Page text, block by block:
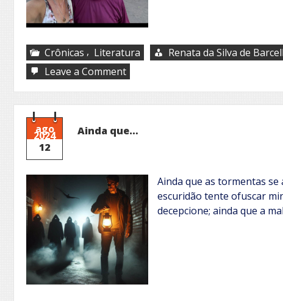
Crônicas , Literatura Renata da Silva de
Leave a Commenton
Que
país
é
ago
2024
12
Ainda que…
Ainda que as tormentas
escuridão tente ofuscar
decepcione; ainda que a